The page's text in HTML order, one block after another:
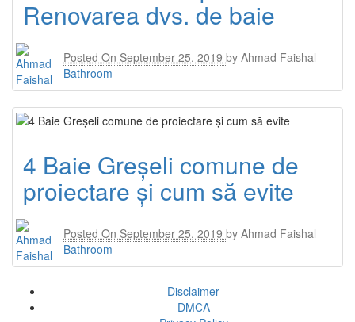
Renovarea dvs. de baie
Posted On September 25, 2019 by Ahmad Faishal
Bathroom
4 Baie Greșeli comune de
proiectare și cum să evite
Posted On September 25, 2019 by Ahmad Faishal
Bathroom
Disclaimer
DMCA